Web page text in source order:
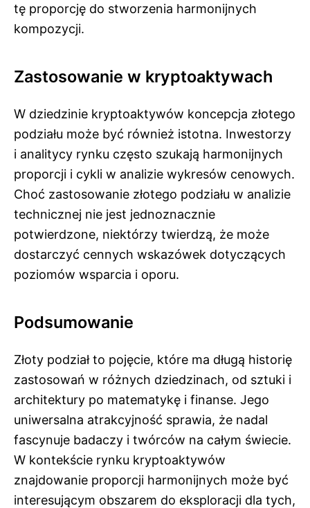
tę proporcję do stworzenia harmonijnych
kompozycji.
Zastosowanie w kryptoaktywach
W dziedzinie kryptoaktywów koncepcja złotego
podziału może być również istotna. Inwestorzy
i analitycy rynku często szukają harmonijnych
proporcji i cykli w analizie wykresów cenowych.
Choć zastosowanie złotego podziału w analizie
technicznej nie jest jednoznacznie
potwierdzone, niektórzy twierdzą, że może
dostarczyć cennych wskazówek dotyczących
poziomów wsparcia i oporu.
Podsumowanie
Złoty podział to pojęcie, które ma długą historię
zastosowań w różnych dziedzinach, od sztuki i
architektury po matematykę i finanse. Jego
uniwersalna atrakcyjność sprawia, że nadal
fascynuje badaczy i twórców na całym świecie.
W kontekście rynku kryptoaktywów
znajdowanie proporcji harmonijnych może być
interesującym obszarem do eksploracji dla tych,